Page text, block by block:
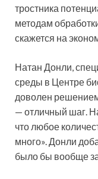
тростника
методам
скажется на
Натан Донли,
среды в Центре
доволен
— отличный шаг.
что любое
много». Донли
было бы вообще